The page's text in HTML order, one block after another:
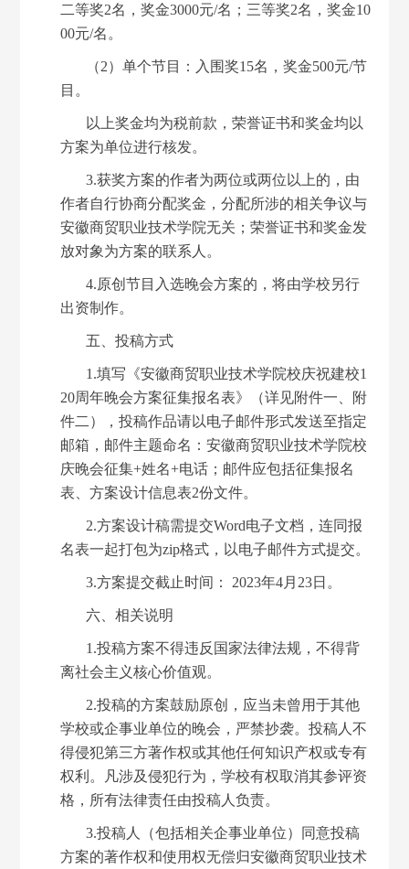
二等奖2名，奖金3000元/名；三等奖2名，奖金10
00元/名。
（2）单个节目：入围奖15名，奖金500元/节
目。
以上奖金均为税前款，荣誉证书和奖金均以
方案为单位进行核发。
3.获奖方案的作者为两位或两位以上的，由
作者自行协商分配奖金，分配所涉的相关争议与
安徽商贸职业技术学院无关；荣誉证书和奖金发
放对象为方案的联系人。
4.原创节目入选晚会方案的，将由学校另行
出资制作。
五、投稿方式
1.填写《安徽商贸职业技术学院校庆祝建校1
20周年晚会方案征集报名表》（详见附件一、附
件二），投稿作品请以电子邮件形式发送至指定
邮箱，邮件主题命名：安徽商贸职业技术学院校
庆晚会征集+姓名+电话；邮件应包括征集报名
表、方案设计信息表2份文件。
2.方案设计稿需提交Word电子文档，连同报
名表一起打包为zip格式，以电子邮件方式提交。
3.方案提交截止时间： 2023年4月23日。
六、相关说明
1.投稿方案不得违反国家法律法规，不得背
离社会主义核心价值观。
2.投稿的方案鼓励原创，应当未曾用于其他
学校或企事业单位的晚会，严禁抄袭。投稿人不
得侵犯第三方著作权或其他任何知识产权或专有
权利。凡涉及侵犯行为，学校有权取消其参评资
格，所有法律责任由投稿人负责。
3.投稿人（包括相关企事业单位）同意投稿
方案的著作权和使用权无偿归安徽商贸职业技术